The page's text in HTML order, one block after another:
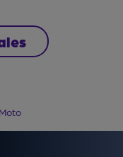
le véhicule